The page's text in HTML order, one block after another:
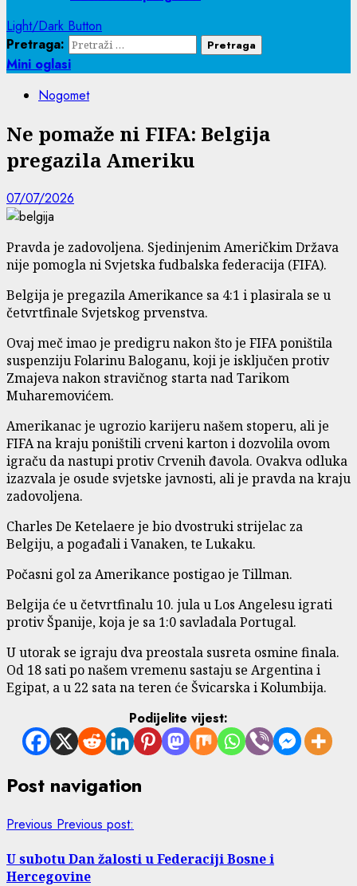
Light/Dark Button
Pretraga:
Mini oglasi
Nogomet
Ne pomaže ni FIFA: Belgija
pregazila Ameriku
07/07/2026
Pravda je zadovoljena. Sjedinjenim Američkim Država
nije pomogla ni Svjetska fudbalska federacija (FIFA).
Belgija je pregazila Amerikance sa 4:1 i plasirala se u
četvrtfinale Svjetskog prvenstva.
Ovaj meč imao je predigru nakon što je FIFA poništila
suspenziju Folarinu Baloganu, koji je isključen protiv
Zmajeva nakon stravičnog starta nad Tarikom
Muharemovićem.
Amerikanac je ugrozio karijeru našem stoperu, ali je
FIFA na kraju poništili crveni karton i dozvolila ovom
igraču da nastupi protiv Crvenih đavola. Ovakva odluka
izazvala je osude svjetske javnosti, ali je pravda na kraju
zadovoljena.
Charles De Ketelaere je bio dvostruki strijelac za
Belgiju, a pogađali i Vanaken, te Lukaku.
Počasni gol za Amerikance postigao je Tillman.
Belgija će u četvrtfinalu 10. jula u Los Angelesu igrati
protiv Španije, koja je sa 1:0 savladala Portugal.
U utorak se igraju dva preostala susreta osmine finala.
Od 18 sati po našem vremenu sastaju se Argentina i
Egipat, a u 22 sata na teren će Švicarska i Kolumbija.
Podijelite vijest:
Post navigation
Previous Previous post:
U subotu Dan žalosti u Federaciji Bosne i
Hercegovine